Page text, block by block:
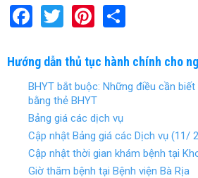
F
a
ce
b
o
o
k
T
wi
tt
er
Pi
nt
er
es
t
ar
e
Hướng dẫn thủ tục hành chính cho
BHYT bắt buộc: Những điều cần
bằng thẻ BHYT
Bảng giá các dịch vụ
Cập nhật Bảng giá các Dịch vụ (11/
Cập nhật thời gian khám bệnh tại
Giờ thăm bệnh tại Bệnh viện Bà Rịa